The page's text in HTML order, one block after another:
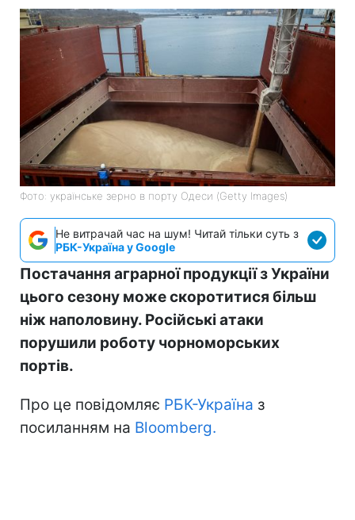
Фото: українське зерно в порту Одеси (Getty Images)
Не витрачай час на шум! Читай тільки суть з
РБК-Україна у Google
Постачання аграрної продукції з України
цього сезону може скоротитися більш
ніж наполовину. Російські атаки
порушили роботу чорноморських
портів.
Про це повідомляє РБК-Україна з
посиланням на Bloomberg.